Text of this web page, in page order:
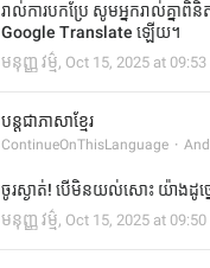
រាល់ការបកប្រែ សូមអ្នករាល់គ្នា
Google Translate ឡើយ។
មនុញ្ញ វម្ម៌, Oct 15, 2025 at 09:53
បន្តជាភាសាខ្មែរ
ContinueOnThisLanguage
ចូរស្ងាត់! បើមិនយល់សោះ យ៉ាងដូច្ន
មនុញ្ញ វម្ម៌, Oct 15, 2025 at 09:50